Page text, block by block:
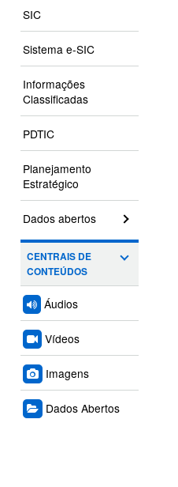
SIC
Sistema e-SIC
Informações
Classificadas
PDTIC
Planejamento
Estratégico
Dados abertos
CENTRAIS DE
CONTEÚDOS
Áudios
Vídeos
Imagens
Dados Abertos